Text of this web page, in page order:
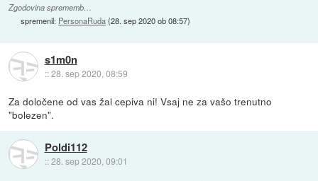
Zgodovina sprememb…
spremenil: PersonaRuda(28. sep 2020 ob 08:57)
s1m0n
::28. sep 2020, 08:59
Za določene od vas žal cepiva ni! Vsaj ne za vašo trenutno
"bolezen".
Poldi112
::28. sep 2020, 09:01